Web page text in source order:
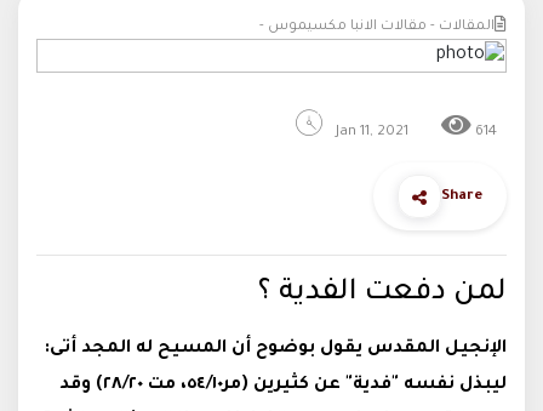
المقالات - مقالات الانبا مكسيموس -
Jan 11, 2021 614
Share
لمن دفعت الفدية ؟
الإنجيل المقدس يقول بوضوح أن المسيح له المجد أتى:
ليبذل نفسه "فدية" عن كثيرين (مر٥٤/١٠، مت ٢٨/٢٠) وقد